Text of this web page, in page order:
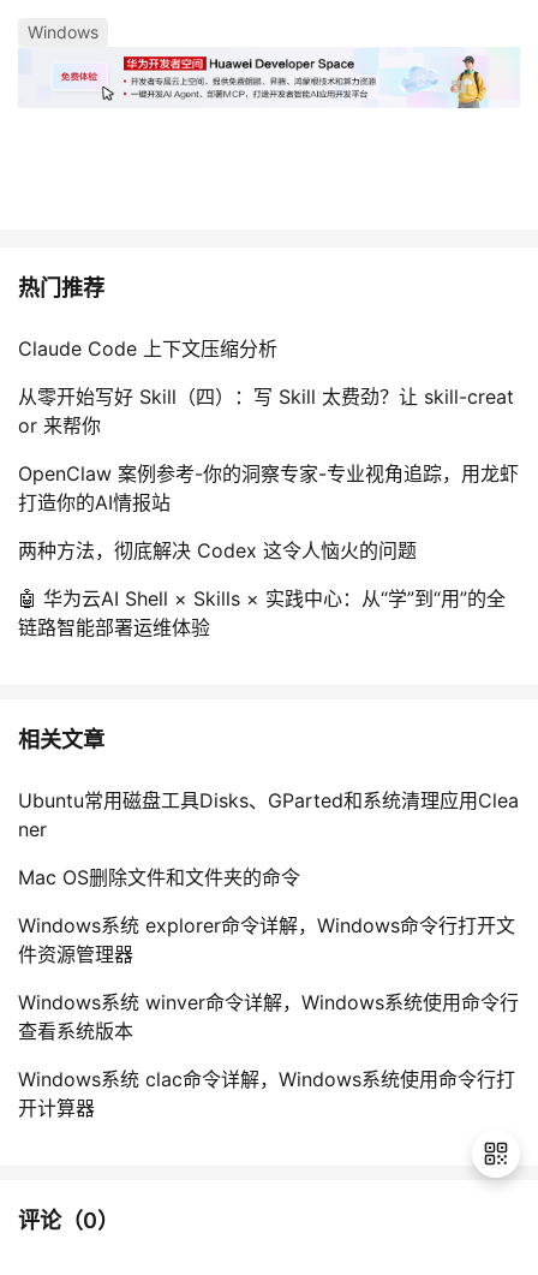
Windows
热门推荐
Claude Code 上下文压缩分析
从零开始写好 Skill（四）：写 Skill 太费劲？让 skill-creat
or 来帮你
OpenClaw 案例参考-你的洞察专家-专业视角追踪，用龙虾
打造你的AI情报站
两种方法，彻底解决 Codex 这令人恼火的问题
🤖 华为云AI Shell × Skills × 实践中心：从“学”到“用”的全
链路智能部署运维体验
相关文章
Ubuntu常用磁盘工具Disks、GParted和系统清理应用Clea
ner
Mac OS删除文件和文件夹的命令
Windows系统 explorer命令详解，Windows命令行打开文
件资源管理器
Windows系统 winver命令详解，Windows系统使用命令行
查看系统版本
Windows系统 clac命令详解，Windows系统使用命令行打
开计算器
评论（0）